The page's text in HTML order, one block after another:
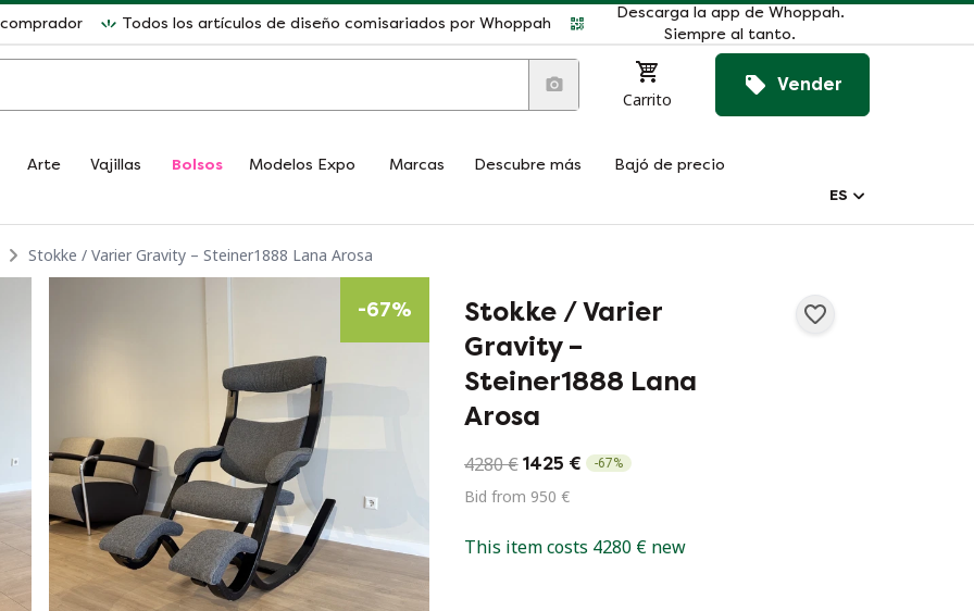
Todos los artículos de diseño comisariados por Whoppah
Descarga la app de Whoppah.
Siempre al tanto.
Carrito
Vender
Arte Vajillas Bolsos Modelos Expo Marcas Descubre más
Bajó de precio
ES
Stokke / Varier Gravity – Steiner1888 Lana Arosa
-67%
Stokke / Varier
Gravity –
Steiner1888 Lana
Arosa
4280 € 1425 € -67%
Bid from 950 €
This item costs 4280 € new